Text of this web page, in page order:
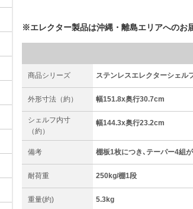
※エレクター製品は沖縄・離島エリアへのお
商品シリーズ ステンレスエレクターシェル
外形寸法（約） 幅151.8x奥行30.7cm
シェルフ内寸
（約）
幅144.3x奥行23.2cm
備考 棚板1枚につき､テーパー4組
耐荷重 250kg/棚1段
重量(約) 5.3kg